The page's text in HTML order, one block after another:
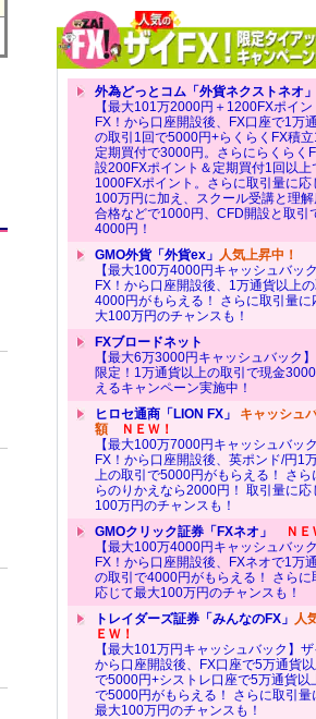
外為どっとコム「外貨ネクストネオ」
【最大101万2000円＋1200FXポイン
FX！から口座開設後、FX口座で1万
の取引1回で5000円+らくらくFX積
定期買付で3000円。さらにらくらく
設200FXポイント＆定期買付1回以上
1000FXポイント。さらに取引量に応
100万円に加え、スクール受講と理解
合格などで1000円、CFD開設と取引
4000円！
GMO外貨「外貨ex」 人気上昇中！
【最大100万4000円キャッシュバッ
FX！から口座開設後、1万通貨以上
4000円がもらえる！ さらに取引量に
大100万円のチャンスも！
FXブロードネット
【最大6万3000円キャッシュバック
限定！1万通貨以上の取引で現金
えるキャンペーン実施中！
ヒロセ通商「LION FX」 キャッシュ
額ＮＥＷ！
【最大100万7000円キャッシュバッ
FX！から口座開設後、英ポンド/円1
上の取引で5000円がもらえる！ さら
らのりかえなら2000円！ 取引量に応
100万円のチャンスも！
GMOクリック証券「FXネオ」
ＮＥ
【最大100万4000円キャッシュバッ
FX！から口座開設後、FXネオで1万
の取引で4000円がもらえる！ さらに
応じて最大100万円のチャンスも！
トレイダーズ証券「みんなのFX」 人
ＥＷ！
【最大101万円キャッシュバック】ザ
から口座開設後、FX口座で5万通貨以
で5000円+シストレ口座で5万通貨以
で5000円がもらえる！ さらに取引量
最大100万円のチャンスも！